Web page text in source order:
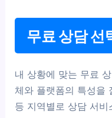
무료 상담 선
내 상황에 맞는 무료
체와 플랫폼의 특성을
등 지역별로 상담 서